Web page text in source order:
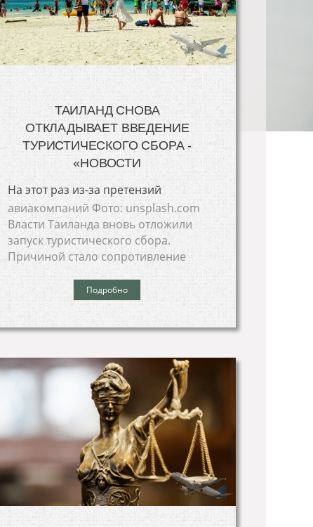
ТАИЛАНД СНОВА
ОТКЛАДЫВАЕТ ВВЕДЕНИЕ
ТУРИСТИЧЕСКОГО СБОРА -
«НОВОСТИ
На этот раз из-за претензий
авиакомпаний Фото: unsplash.com
Власти Таиланда вновь отложили
запуск туристического сбора.
Причиной стало сопротивление
Подробно